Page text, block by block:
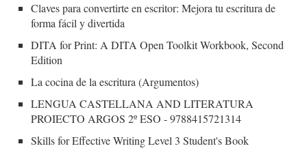
Claves para convertirte en escritor: Mejora tu escritura de
forma fácil y divertida
DITA for Print: A DITA Open Toolkit Workbook, Second
Edition
La cocina de la escritura (Argumentos)
LENGUA CASTELLANA AND LITERATURA
PROIECTO ARGOS 2º ESO - 9788415721314
Skills for Effective Writing Level 3 Student's Book